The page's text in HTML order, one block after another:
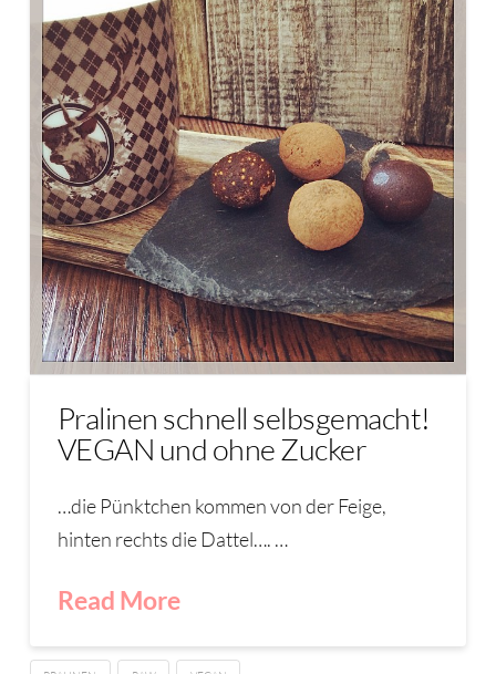
Pralinen schnell selbsgemacht!
VEGAN und ohne Zucker
…die Pünktchen kommen von der Feige,
hinten rechts die Dattel…. …
Read More